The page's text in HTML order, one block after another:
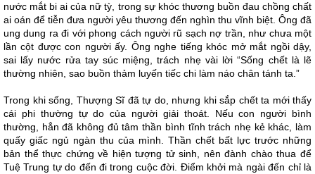
nước mắt bi ai của nữ tỳ, trong sự khóc thương buồn đau chồng chất
ai oán để tiễn đưa người yêu thương đến nghìn thu vĩnh biệt. Ông đã
ung dung ra đi với phong cách người rũ sạch nợ trần, như chưa một
lần cột được con người ấy. Ông nghe tiếng khóc mở mắt ngồi dậy,
sai lấy nước rửa tay súc miệng, trách nhẹ vài lời “Sống chết là lẽ
thường nhiên, sao buồn thảm luyến tiếc chi làm náo chân tánh ta.”
Trong khi sống, Thượng Sĩ đã tự do, nhưng khi sắp chết ta mới thấy
cái phi thường tự do của người giải thoát. Nếu con người bình
thường, hẳn đã không đủ tâm thần bình tĩnh trách nhẹ kẻ khác, làm
quấy giấc ngủ ngàn thu của mình. Thần chết bất lực trước những
bản thể thực chứng về hiện tượng tử sinh, nên đành chào thua để
Tuệ Trung tự do đến đi trong cuộc đời. Điểm khởi mà ngài đến chỉ là